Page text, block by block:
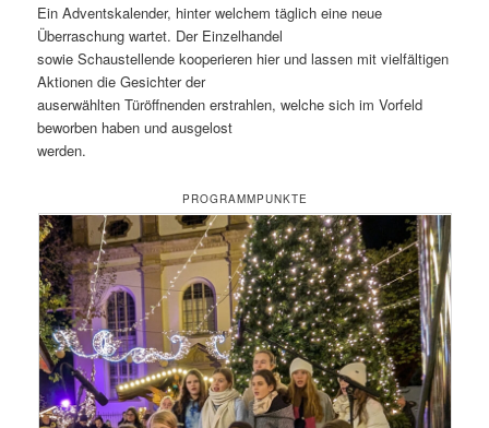
Ein Adventskalender, hinter welchem täglich eine neue
Überraschung wartet. Der Einzelhandel
sowie Schaustellende kooperieren hier und lassen mit vielfältigen
Aktionen die Gesichter der
auserwählten Türöffnenden erstrahlen, welche sich im Vorfeld
beworben haben und ausgelost
werden.
PROGRAMMPUNKTE